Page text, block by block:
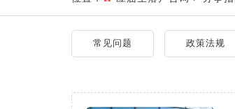
常见问题 政策法规